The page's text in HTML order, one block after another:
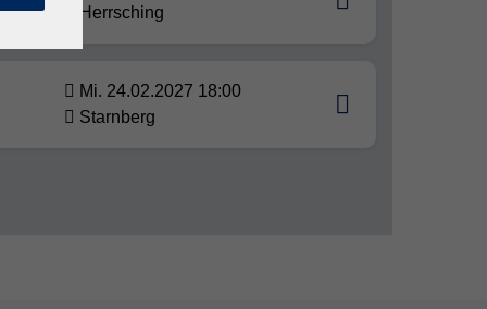
Herrsching
Mi. 24.02.2027 18:00
Starnberg